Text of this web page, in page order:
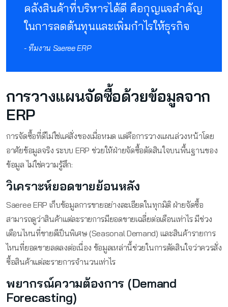
คลังสินค้าที่บริหารได้ดี คือกุญแจสำคัญ
ในการลดต้นทุนและเพิ่มกำไรให้ธุรกิจ
- ทีมงาน Saeree ERP
การวางแผนจัดซื้อด้วยข้อมูลจาก
ERP
การจัดซื้อที่ดีไม่ใช่แค่สั่งของเมื่อหมด แต่คือการวางแผนล่วงหน้าโดย
อาศัยข้อมูลจริง ระบบ ERP ช่วยให้ฝ่ายจัดซื้อตัดสินใจบนพื้นฐานของ
ข้อมูล ไม่ใช่ความรู้สึก:
วิเคราะห์ยอดขายย้อนหลัง
Saeree ERP เก็บข้อมูลการขายอย่างละเอียดในทุกมิติ ฝ่ายจัดซื้อ
สามารถดูว่าสินค้าแต่ละรายการมียอดขายเฉลี่ยต่อเดือนเท่าไร มีช่วง
เดือนไหนที่ขายดีเป็นพิเศษ (Seasonal Demand) และสินค้ารายการ
ไหนที่ยอดขายลดลงต่อเนื่อง ข้อมูลเหล่านี้ช่วยในการตัดสินใจว่าควรสั่ง
ซื้อสินค้าแต่ละรายการจำนวนเท่าไร
พยากรณ์ความต้องการ (Demand
Forecasting)